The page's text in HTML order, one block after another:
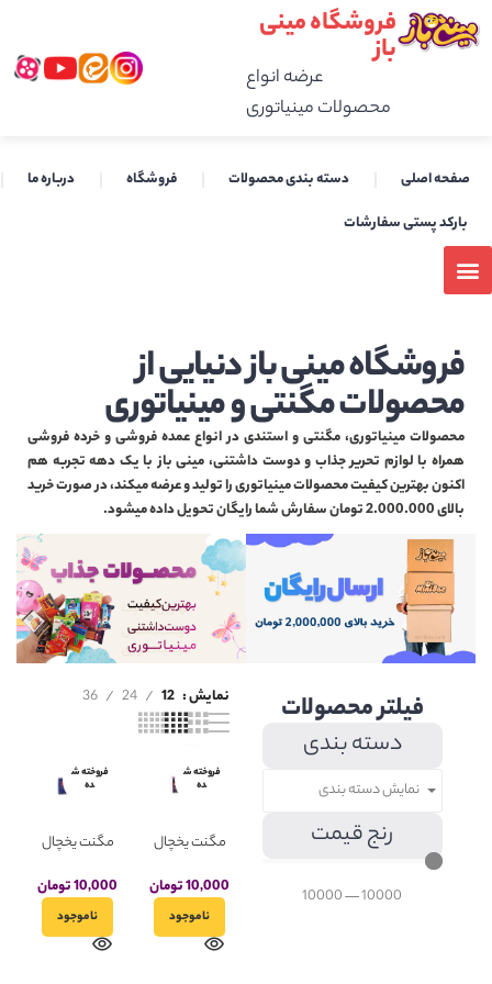
فروشگاه مینی
باز
عرضه انواع
محصولات مینیاتوری
صفحه اصلی دسته بندی محصولات فروشگاه
درباره ما
بارکد پستی سفارشات
فروشگاه مینی باز دنیایی از
محصولات مگنتی و مینیاتوری
محصولات مینیاتوری، مگنتی و استندی در انواع عمده فروشی و خرده فروشی
همراه با لوازم تحریر جذاب و دوست داشتنی، مینی باز با یک دهه تجربه هم
اکنون بهترین کیفیت محصولات مینیاتوری را تولید و عرضه میکند، در صورت خرید
بالای 2.000.000 تومان سفارش شما رایگان تحویل داده میشود.
فیلتر محصولات
دسته بندی
نمایش دسته بندی
رنج قیمت
10000
—
10000
نمایش 12
24
36
فروخته ش
ده
مگنت یخچال
لازانیا مدل زر
ماکارون
10,000تومان
ناموجود
فروخته ش
ده
مگنت یخچال
لازانیا مدل مانا
10,000تومان
ناموجود